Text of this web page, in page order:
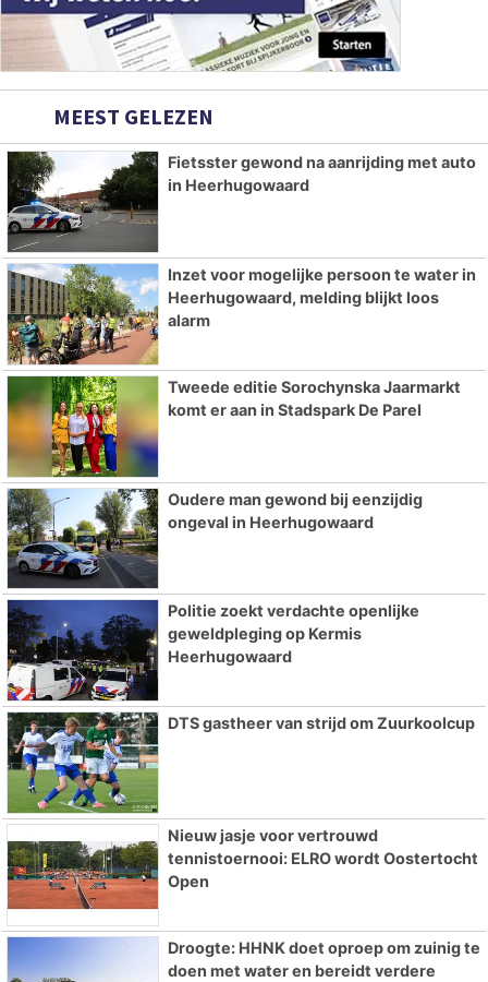
MEEST GELEZEN
Fietsster gewond na aanrijding met auto
in Heerhugowaard
Inzet voor mogelijke persoon te water in
Heerhugowaard, melding blijkt loos
alarm
Tweede editie Sorochynska Jaarmarkt
komt er aan in Stadspark De Parel
Oudere man gewond bij eenzijdig
ongeval in Heerhugowaard
Politie zoekt verdachte openlijke
geweldpleging op Kermis
Heerhugowaard
DTS gastheer van strijd om Zuurkoolcup
Nieuw jasje voor vertrouwd
tennistoernooi: ELRO wordt Oostertocht
Open
Droogte: HHNK doet oproep om zuinig te
doen met water en bereidt verdere